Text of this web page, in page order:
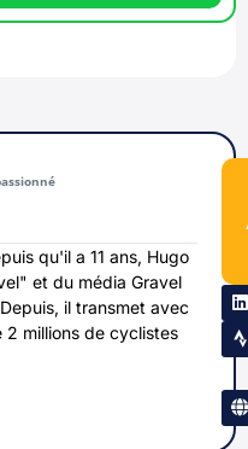
qu'il a 11 ans, Hugo
et du média Gravel
il transmet avec
2 millions de cyclistes